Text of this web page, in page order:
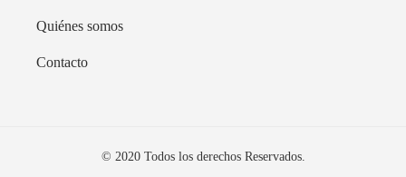
Quiénes somos
Contacto
© 2020 Todos los derechos Reservados.